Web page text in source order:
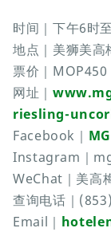
时间｜下午6时
地点｜美狮美高
票价｜MOP450
网址｜
riesling-
Facebook｜
Instagram｜
WeChat｜美高
查询电话｜
Email｜